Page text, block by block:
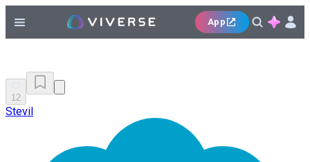
App
12
Stevil